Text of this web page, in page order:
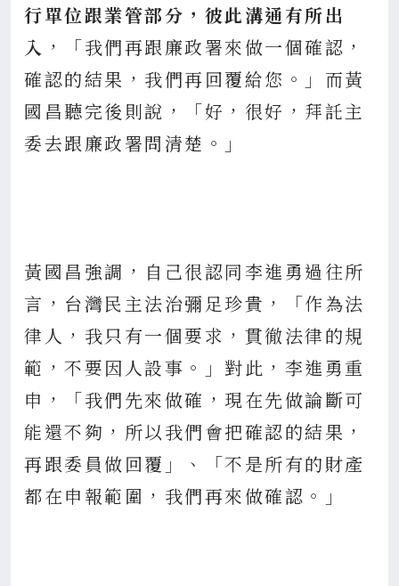
行單位跟業管部分，彼此溝通有所出
入 ，「我們再跟廉政署來做一個確認，
確認的結果，我們再回覆給您。」而黃
國昌聽完後則說，「好，很好，拜託主
委去跟廉政署問清楚。」
黃國昌強調，自己很認同李進勇過往所
言，台灣民主法治彌足珍貴，「作為法
律人，我只有一個要求，貫徹法律的規
範，不要因人設事。」對此，李進勇重
申，「我們先來做確，現在先做論斷可
能還不夠，所以我們會把確認的結果，
再跟委員做回覆」、「不是所有的財產
都在申報範圍，我們再來做確認。」